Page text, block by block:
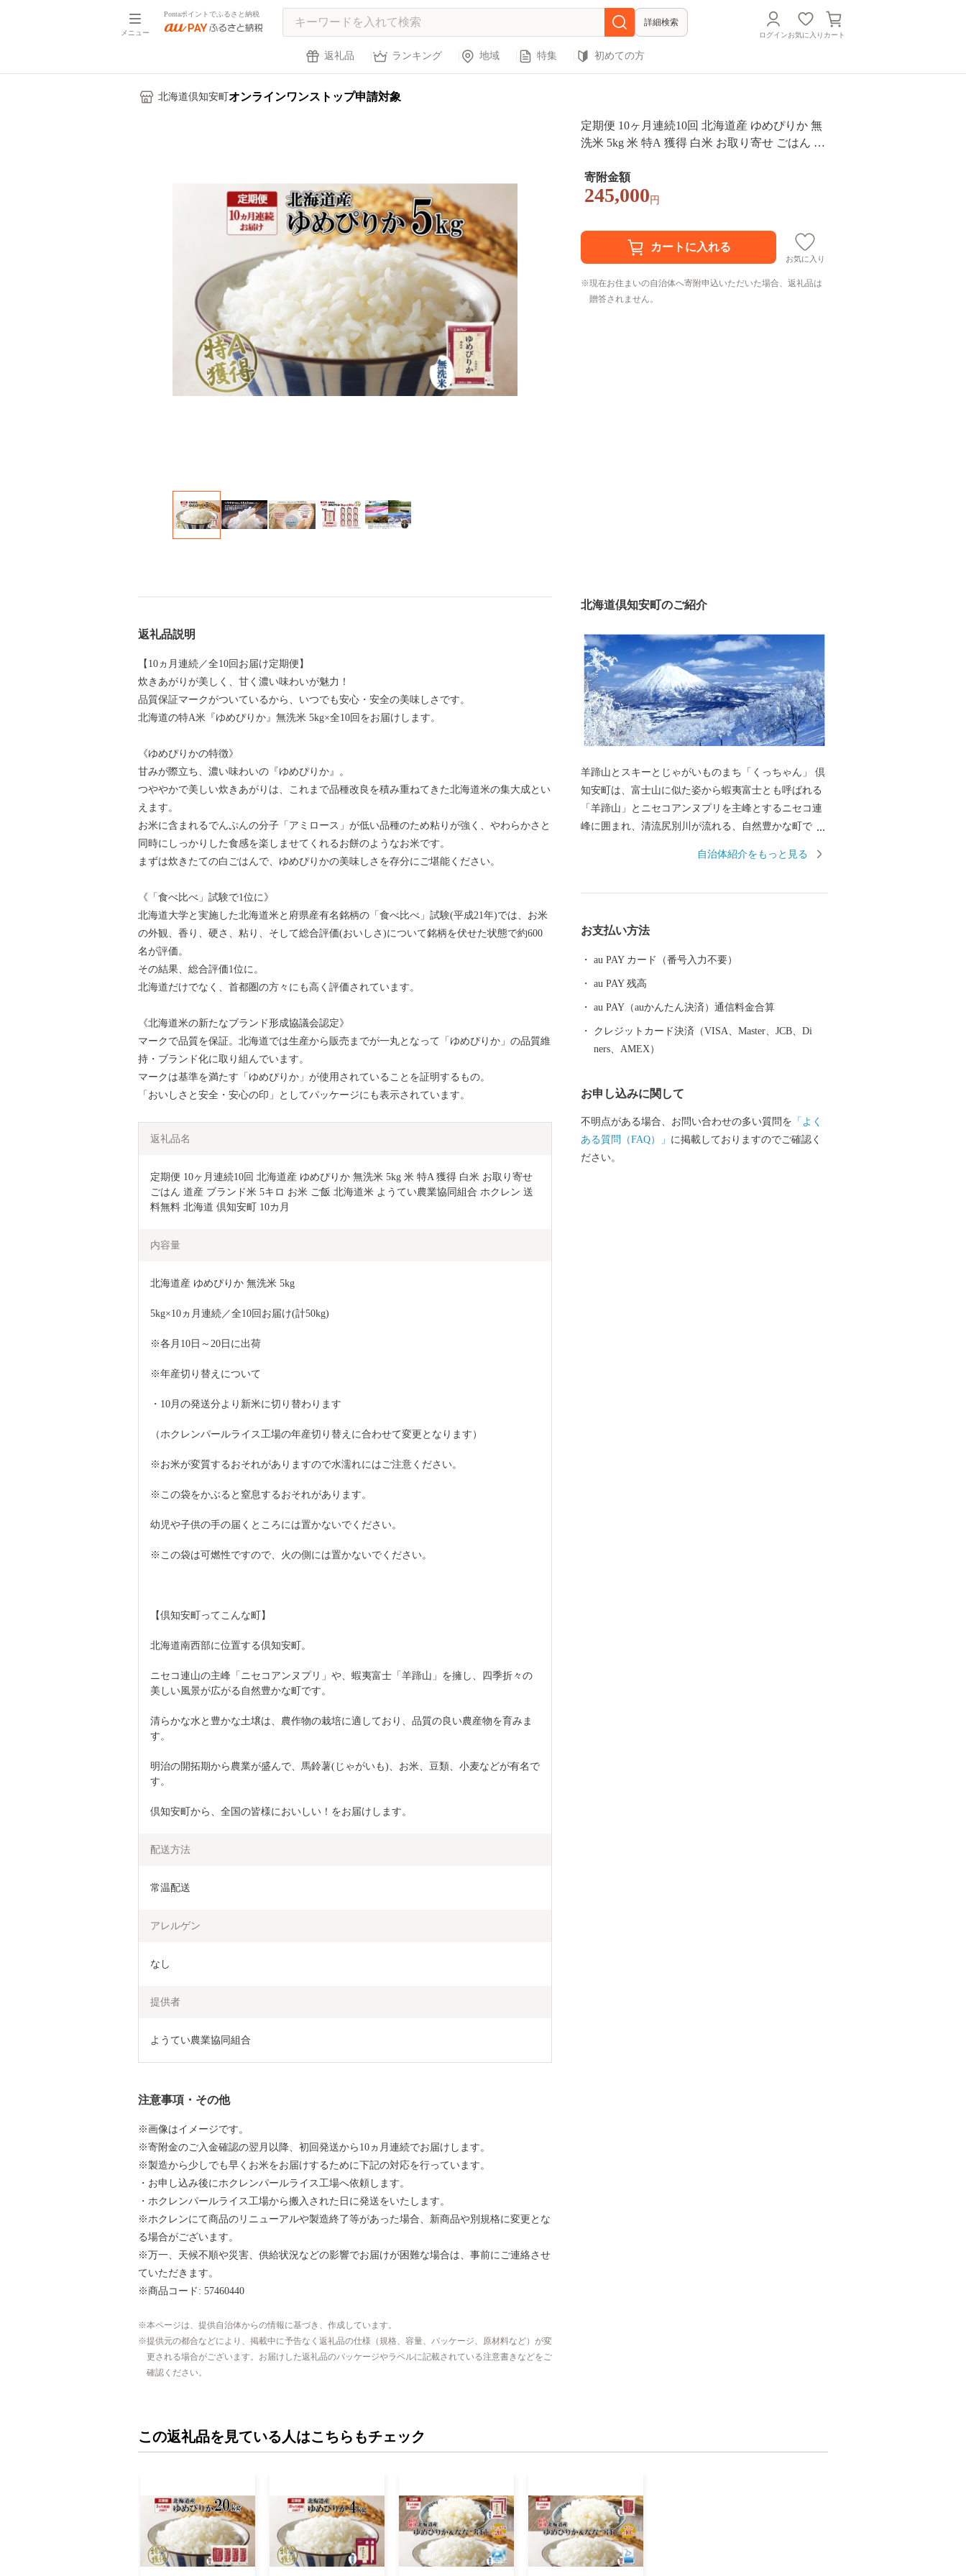
メニュー
Pontaポイントでふるさと納税
詳細検索
ログインお気に入り カート
返礼品 ランキング 地域 特集 初めての方
北海道倶知安町 オンラインワンストップ申請対象
定期便 10ヶ月連続10回 北海道産 ゆめぴりか 無
洗米 5kg 米 特A 獲得 白米 お取り寄せ ごはん 道
い農業協同組合 ホクレン 送料無料 北海道 倶知
安町 10カ月
寄附金額
245,000 円
お気に入り
現在お住まいの自治体へ寄附申込いただいた場合、返礼品は
贈答されません。
返礼品説明
【10ヵ月連続／全10回お届け定期便】
炊きあがりが美しく、甘く濃い味わいが魅力！
品質保証マークがついているから、いつでも安心・安全の美味しさです。
北海道の特A米『ゆめぴりか』無洗米 5kg×全10回をお届けします。
《ゆめぴりかの特徴》
甘みが際立ち、濃い味わいの『ゆめぴりか』。
つややかで美しい炊きあがりは、これまで品種改良を積み重ねてきた北海道米の集大成とい
えます。
お米に含まれるでんぷんの分子「アミロース」が低い品種のため粘りが強く、やわらかさと
同時にしっかりした食感を楽しませてくれるお餅のようなお米です。
まずは炊きたての白ごはんで、ゆめぴりかの美味しさを存分にご堪能ください。
《「食べ比べ」試験で1位に》
北海道大学と実施した北海道米と府県産有名銘柄の「食べ比べ」試験(平成21年)では、お米
の外観、香り、硬さ、粘り、そして総合評価(おいしさ)について銘柄を伏せた状態で約600
名が評価。
その結果、総合評価1位に。
北海道だけでなく、首都圏の方々にも高く評価されています。
《北海道米の新たなブランド形成協議会認定》
マークで品質を保証。北海道では生産から販売までが一丸となって「ゆめぴりか」の品質維
持・ブランド化に取り組んでいます。
マークは基準を満たす「ゆめぴりか」が使用されていることを証明するもの。
「おいしさと安全・安心の印」としてパッケージにも表示されています。
返礼品名
定期便 10ヶ月連続10回 北海道産 ゆめぴりか 無洗米 5kg 米 特A 獲得 白米 お取り寄せ
ごはん 道産 ブランド米 5キロ お米 ご飯 北海道米 ようてい農業協同組合 ホクレン 送
料無料 北海道 倶知安町 10カ月
内容量
北海道産 ゆめぴりか 無洗米 5kg
5kg×10ヵ月連続／全10回お届け(計50kg)
※各月10日～20日に出荷
※年産切り替えについて
・10月の発送分より新米に切り替わります
（ホクレンパールライス工場の年産切り替えに合わせて変更となります）
※お米が変質するおそれがありますので水濡れにはご注意ください。
※この袋をかぶると窒息するおそれがあります。
幼児や子供の手の届くところには置かないでください。
※この袋は可燃性ですので、火の側には置かないでください。
【倶知安町ってこんな町】
北海道南西部に位置する倶知安町。
ニセコ連山の主峰「ニセコアンヌプリ」や、蝦夷富士「羊蹄山」を擁し、四季折々の
美しい風景が広がる自然豊かな町です。
清らかな水と豊かな土壌は、農作物の栽培に適しており、品質の良い農産物を育みま
す。
明治の開拓期から農業が盛んで、馬鈴薯(じゃがいも)、お米、豆類、小麦などが有名で
す。
倶知安町から、全国の皆様においしい！をお届けします。
配送方法
常温配送
アレルゲン
なし
提供者
ようてい農業協同組合
注意事項・その他
※画像はイメージです。
※寄附金のご入金確認の翌月以降、初回発送から10ヵ月連続でお届けします。
※製造から少しでも早くお米をお届けするために下記の対応を行っています。
・お申し込み後にホクレンパールライス工場へ依頼します。
・ホクレンパールライス工場から搬入された日に発送をいたします。
※ホクレンにて商品のリニューアルや製造終了等があった場合、新商品や別規格に変更とな
る場合がございます。
※万一、天候不順や災害、供給状況などの影響でお届けが困難な場合は、事前にご連絡させ
ていただきます。
※商品コード: 57460440
本ページは、提供自治体からの情報に基づき、作成しています。
提供元の都合などにより、掲載中に予告なく返礼品の仕様（規格、容量、パッケージ、原材料など）が変
更される場合がございます。お届けした返礼品のパッケージやラベルに記載されている注意書きなどをご
確認ください。
北海道倶知安町のご紹介
羊蹄山とスキーとじゃがいものまち「くっちゃん」 倶
知安町は、富士山に似た姿から蝦夷富士とも呼ばれる
「羊蹄山」とニセコアンヌプリを主峰とするニセコ連
峰に囲まれ、清流尻別川が流れる、自然豊かな町で
イクリング、登山、ゴルフなどのアウトドアスポーツ
す。 「スキーの町宣言」をした倶知安町は、「東洋の
サンモリッツ」とも呼ばれるスキーの聖地で、冬にな
やスノーボーダーが、上質なパウダースノーを楽しみ
に訪れます。
自治体紹介をもっと見る
お支払い方法
au PAY カード（番号入力不要）
au PAY 残高
au PAY（auかんたん決済）通信料金合算
クレジットカード決済（VISA、Master、JCB、Di
ners、AMEX）
お申し込みに関して
不明点がある場合、お問い合わせの多い質問を 「よく
ある質問（FAQ）」 に掲載しておりますのでご確認く
ださい。
この返礼品を見ている人はこちらもチェック